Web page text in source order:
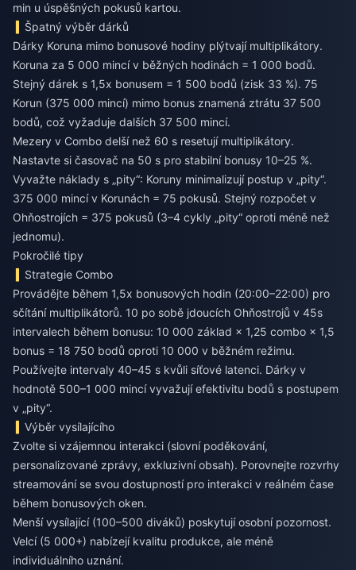
min u úspěšných pokusů kartou.
Špatný výběr dárků
Dárky Koruna mimo bonusové hodiny plýtvají multiplikátory.
Koruna za 5 000 mincí v běžných hodinách = 1 000 bodů.
Stejný dárek s 1,5x bonusem = 1 500 bodů (zisk 33 %). 75
Korun (375 000 mincí) mimo bonus znamená ztrátu 37 500
bodů, což vyžaduje dalších 37 500 mincí.
Mezery v Combo delší než 60 s resetují multiplikátory.
Nastavte si časovač na 50 s pro stabilní bonusy 10–25 %.
Vyvažte náklady s „pity“: Koruny minimalizují postup v „pity“.
375 000 mincí v Korunách = 75 pokusů. Stejný rozpočet v
Ohňostrojích = 375 pokusů (3–4 cykly „pity“ oproti méně než
jednomu).
Pokročilé tipy
Strategie Combo
Provádějte během 1,5x bonusových hodin (20:00–22:00) pro
sčítání multiplikátorů. 10 po sobě jdoucích Ohňostrojů v 45s
intervalech během bonusu: 10 000 základ × 1,25 combo × 1,5
bonus = 18 750 bodů oproti 10 000 v běžném režimu.
Používejte intervaly 40–45 s kvůli síťové latenci. Dárky v
hodnotě 500–1 000 mincí vyvažují efektivitu bodů s postupem
v „pity“.
Výběr vysílajícího
Zvolte si vzájemnou interakci (slovní poděkování,
personalizované zprávy, exkluzivní obsah). Porovnejte rozvrhy
streamování se svou dostupností pro interakci v reálném čase
během bonusových oken.
Menší vysílající (100–500 diváků) poskytují osobní pozornost.
Velcí (5 000+) nabízejí kvalitu produkce, ale méně
individuálního uznání.